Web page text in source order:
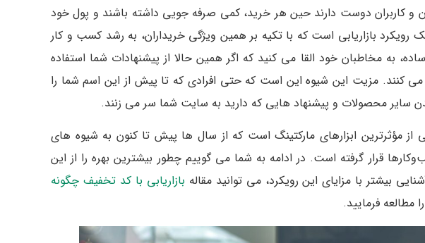
و کاربران دوست دارند حین هر خرید، کمی صرفه جویی داشته باشند و پول خود
رویکرد بازاریابی است که با تکیه بر همین ویژگی خریداران، به رشد کسب و کار
به مخاطبان خود القا می کنید که اگر همین حالا از پیشنهادات شما استفاده
می کنند. مزیت این شیوه این است که حتی افرادی که تا پیش از این اسم شما را
سایر محصولات و پیشنهاد هایی که دارید به سایت شما سر می زنند.
از مؤثرترین ابزارهای مارکتینگ است که از سال ها پیش تا کنون به شیوه های
قرار گرفته است. در ادامه به شما می گوییم چطور بیشترین بهره را از این
بیشتر با مزایای این رویکرد، می توانید مقاله بازاریابی با کد تخفیف چگونه
را مطالعه فرمایید.